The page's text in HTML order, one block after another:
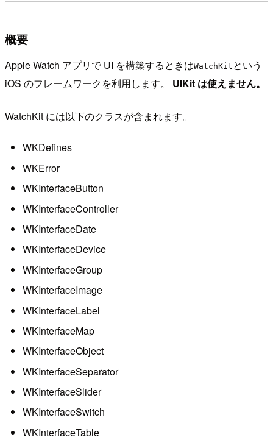
概要
Apple Watch アプリで UI を構築するときはWatchKit という
iOS のフレームワークを利用します。 UIKit は使えません。
WatchKit には以下のクラスが含まれます。
WKDefines
WKError
WKInterfaceButton
WKInterfaceController
WKInterfaceDate
WKInterfaceDevice
WKInterfaceGroup
WKInterfaceImage
WKInterfaceLabel
WKInterfaceMap
WKInterfaceObject
WKInterfaceSeparator
WKInterfaceSlider
WKInterfaceSwitch
WKInterfaceTable